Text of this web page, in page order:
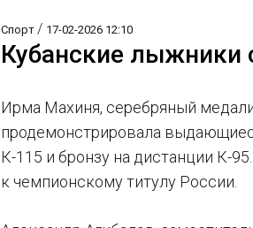
Спорт / 17-02-2026 12:10
Кубанские лыжники
Ирма Махиня, серебряный
продемонстрировала
К-115 и бронзу на дистанции К-
к чемпионскому титулу России.